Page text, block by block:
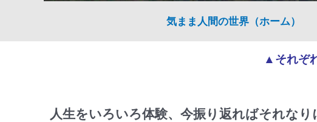
気まま人間の世界（ホーム）
▲それぞ
人生をいろいろ体験、今振り返ればそれな